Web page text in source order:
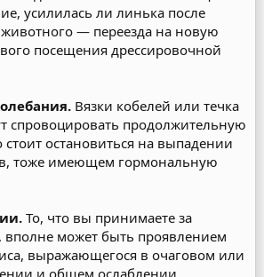
усилилась ли линька после
— переезда на новую
посещения дрессировочной
Вязки кобелей или течка
спровоцировать продолжительную
остановиться на выпадении
тоже имеющем гормональную
То, что вы принимаете за
вполне может быть проявлением
выражающегося в очаговом или
и общем ослаблении